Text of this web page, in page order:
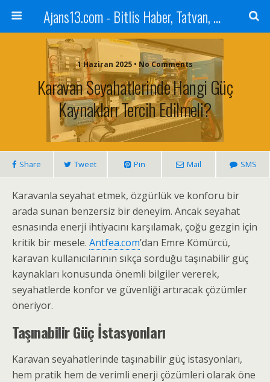
Ajans13.com - Bitlis Haber, Tatvan, Ahlat, Adilcevaz, Mutki, Hizan, Güroymak, Gazete, Ajans, 13, Haber
1 Haziran 2025 • No Comments
Karavan Seyahatlerinde Hangi Güç
Kaynakları Tercih Edilmeli?
Share Tweet Pin Mail SMS
Karavanla seyahat etmek, özgürlük ve konforu bir
arada sunan benzersiz bir deneyim. Ancak seyahat
esnasında enerji ihtiyacını karşılamak, çoğu gezgin için
kritik bir mesele. Antfea.com’dan Emre Kömürcü,
karavan kullanıcılarının sıkça sorduğu taşınabilir güç
kaynakları konusunda önemli bilgiler vererek,
seyahatlerde konfor ve güvenliği artıracak çözümler
öneriyor.
Taşınabilir Güç İstasyonları
Karavan seyahatlerinde taşınabilir güç istasyonları,
hem pratik hem de verimli enerji çözümleri olarak öne